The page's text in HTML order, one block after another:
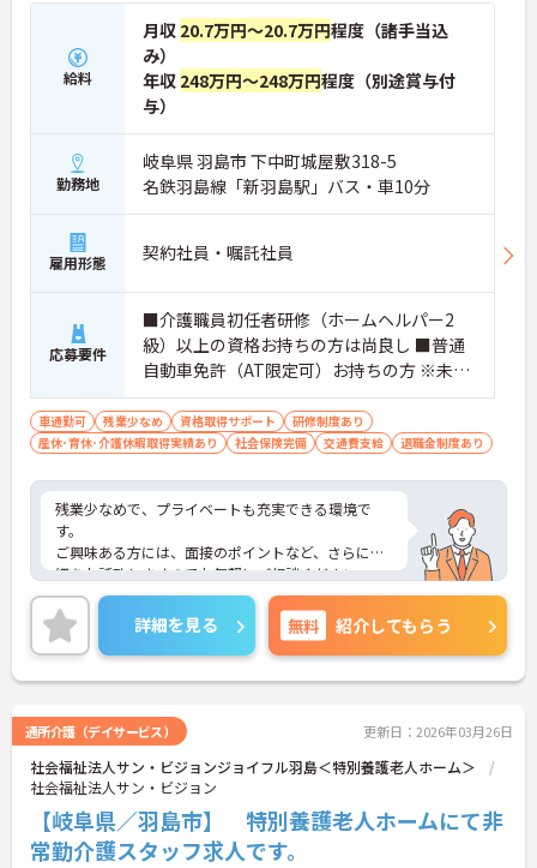
給料
月収 20.7万円～20.7万円程度（諸手当込
み）
年収 248万円～248万円程度（別途賞与付
与）
勤務地
岐阜県 羽島市 下中町城屋敷318-5
名鉄羽島線「新羽島駅」バス・車10分
雇用形態 契約社員・嘱託社員
応募要件
■介護職員初任者研修（ホームヘルパー2
級）以上の資格お持ちの方は尚良し ■普通
自動車免許（AT限定可）お持ちの方 ※未経
験者、無資格者応相談
車通勤可 残業少なめ 資格取得サポート
研修制度あり
産休･育休･介護休暇取得実績あり
社会保険完備 交通費支給 退職金制度あり
残業少なめで、プライベートも充実できる環境で
す。
ご興味ある方には、面接のポイントなど、さらに詳
細をお話致しますのでお気軽にご相談ください。
詳細を見る 無料 紹介してもらう
通所介護（デイサービス） 更新日：2026年03月26日
社会福祉法人サン・ビジョンジョイフル羽島＜特別養護老人ホーム＞
社会福祉法人サン・ビジョン
【岐阜県／羽島市】 特別養護老人ホームにて非
常勤介護スタッフ求人です。